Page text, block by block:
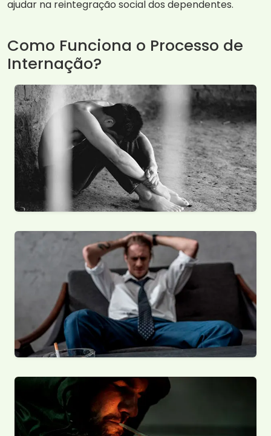
ajudar na reintegração social dos dependentes.
Como Funciona o Processo de
Internação?